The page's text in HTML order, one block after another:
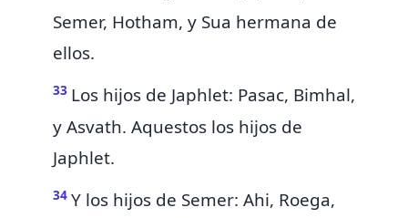
Semer, Hotham, y Sua hermana de
ellos.
33 Los hijos de Japhlet: Pasac, Bimhal,
y Asvath. Aquestos los hijos de
Japhlet.
34 Y los hijos de Semer: Ahi, Roega,